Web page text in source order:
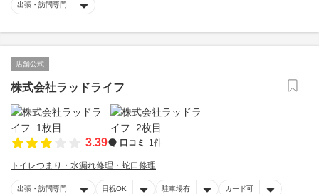
出張・訪問専門
店舗公式
株式会社ラッドライフ
3.39 口コミ 1件
トイレつまり・水漏れ修理・蛇口修理
出張・訪問専門 日祝OK 駐車場有 カード可